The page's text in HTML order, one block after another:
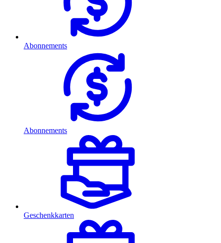
Abonnements
Abonnements
Geschenkkarten